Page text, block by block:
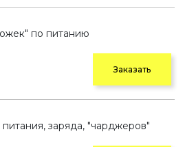
по питанию
Заказать
заряда, "чарджеров"